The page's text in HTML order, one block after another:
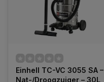
Einhell TC-VC 3055 SA –
Nat-/Droogzuiger – 30L